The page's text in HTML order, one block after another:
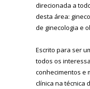
direcionada a
desta área:
de ginecologia e
Escrito para ser
todos os
conhecimentos e
clínica na técnica